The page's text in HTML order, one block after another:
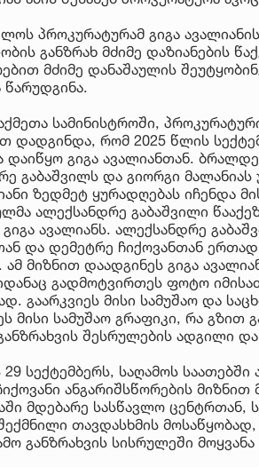
პროკურატურამ გიგა
განზრახ მძიმე დაზიანების
მძიმე დანაშაულის
სამინისტროში,
დადგინდა, რომ 2025 წლის
დაიწყო გიგა ავალიანთან.
გაბაშვილს და გიორგი
ზედმეტ ყურადღებას იჩენდა
ალექსანდრე გაბაშვილი
ავალიანს. ალექსანდრე
და დემეტრე ჩიქოვანთან
ამ მიზნით დაადგინეს გიგა
გადმოტვირთეს ფოტო
გაარკვიეს მისი სამუშაო და
მისი სამუშაო გრაფიკი, რა
შესრულების ადგილი
სექტემბერს, საღამოს
ანგარიშსწორების
მდებარე სასწავლო ცენტრთან,
თავდასხმის
განზრახვის სისრულეში